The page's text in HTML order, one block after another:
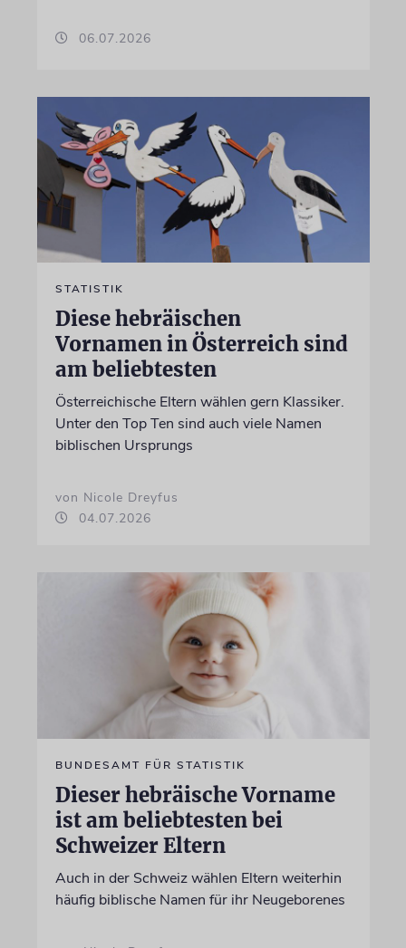
06.07.2026
STATISTIK
Diese hebräischen
Vornamen in Österreich sind
am beliebtesten
Österreichische Eltern wählen gern Klassiker.
Unter den Top Ten sind auch viele Namen
biblischen Ursprungs
von Nicole Dreyfus
04.07.2026
BUNDESAMT FÜR STATISTIK
Dieser hebräische Vorname
ist am beliebtesten bei
Schweizer Eltern
Auch in der Schweiz wählen Eltern weiterhin
häufig biblische Namen für ihr Neugeborenes